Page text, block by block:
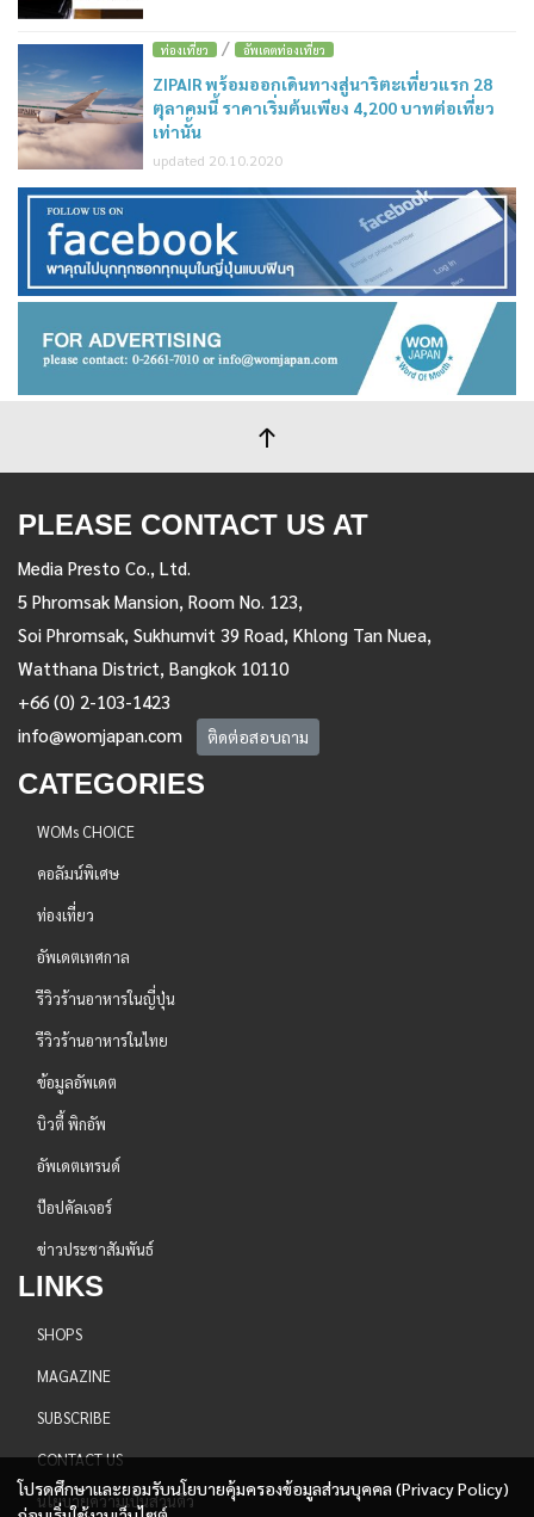
ท่องเที่ยว / อัพเดตท่องเที่ยว
ZIPAIR พร้อมออกเดินทางสู่นาริตะเที่ยวแรก 28
ตุลาคมนี้ ราคาเริ่มต้นเพียง 4,200 บาทต่อเที่ยว
เท่านั้น
updated 20.10.2020
PLEASE CONTACT US AT
Media Presto Co., Ltd.
5 Phromsak Mansion, Room No. 123,
Soi Phromsak, Sukhumvit 39 Road, Khlong Tan Nuea,
Watthana District, Bangkok 10110
+66 (0) 2-103-1423
info@womjapan.com
ติดต่อสอบถาม
CATEGORIES
WOMs CHOICE
คอลัมน์พิเศษ
ท่องเที่ยว
อัพเดตเทศกาล
รีวิวร้านอาหารในญี่ปุ่น
รีวิวร้านอาหารในไทย
ข้อมูลอัพเดต
บิวตี้ พิกอัพ
อัพเดตเทรนด์
ป๊อปคัลเจอร์
ข่าวประชาสัมพันธ์
LINKS
SHOPS
MAGAZINE
SUBSCRIBE
CONTACT US
นโยบายความเป็นส่วนตัว
โปรดศึกษาและยอมรับนโยบายคุ้มครองข้อมูลส่วนบุคคล (Privacy Policy)